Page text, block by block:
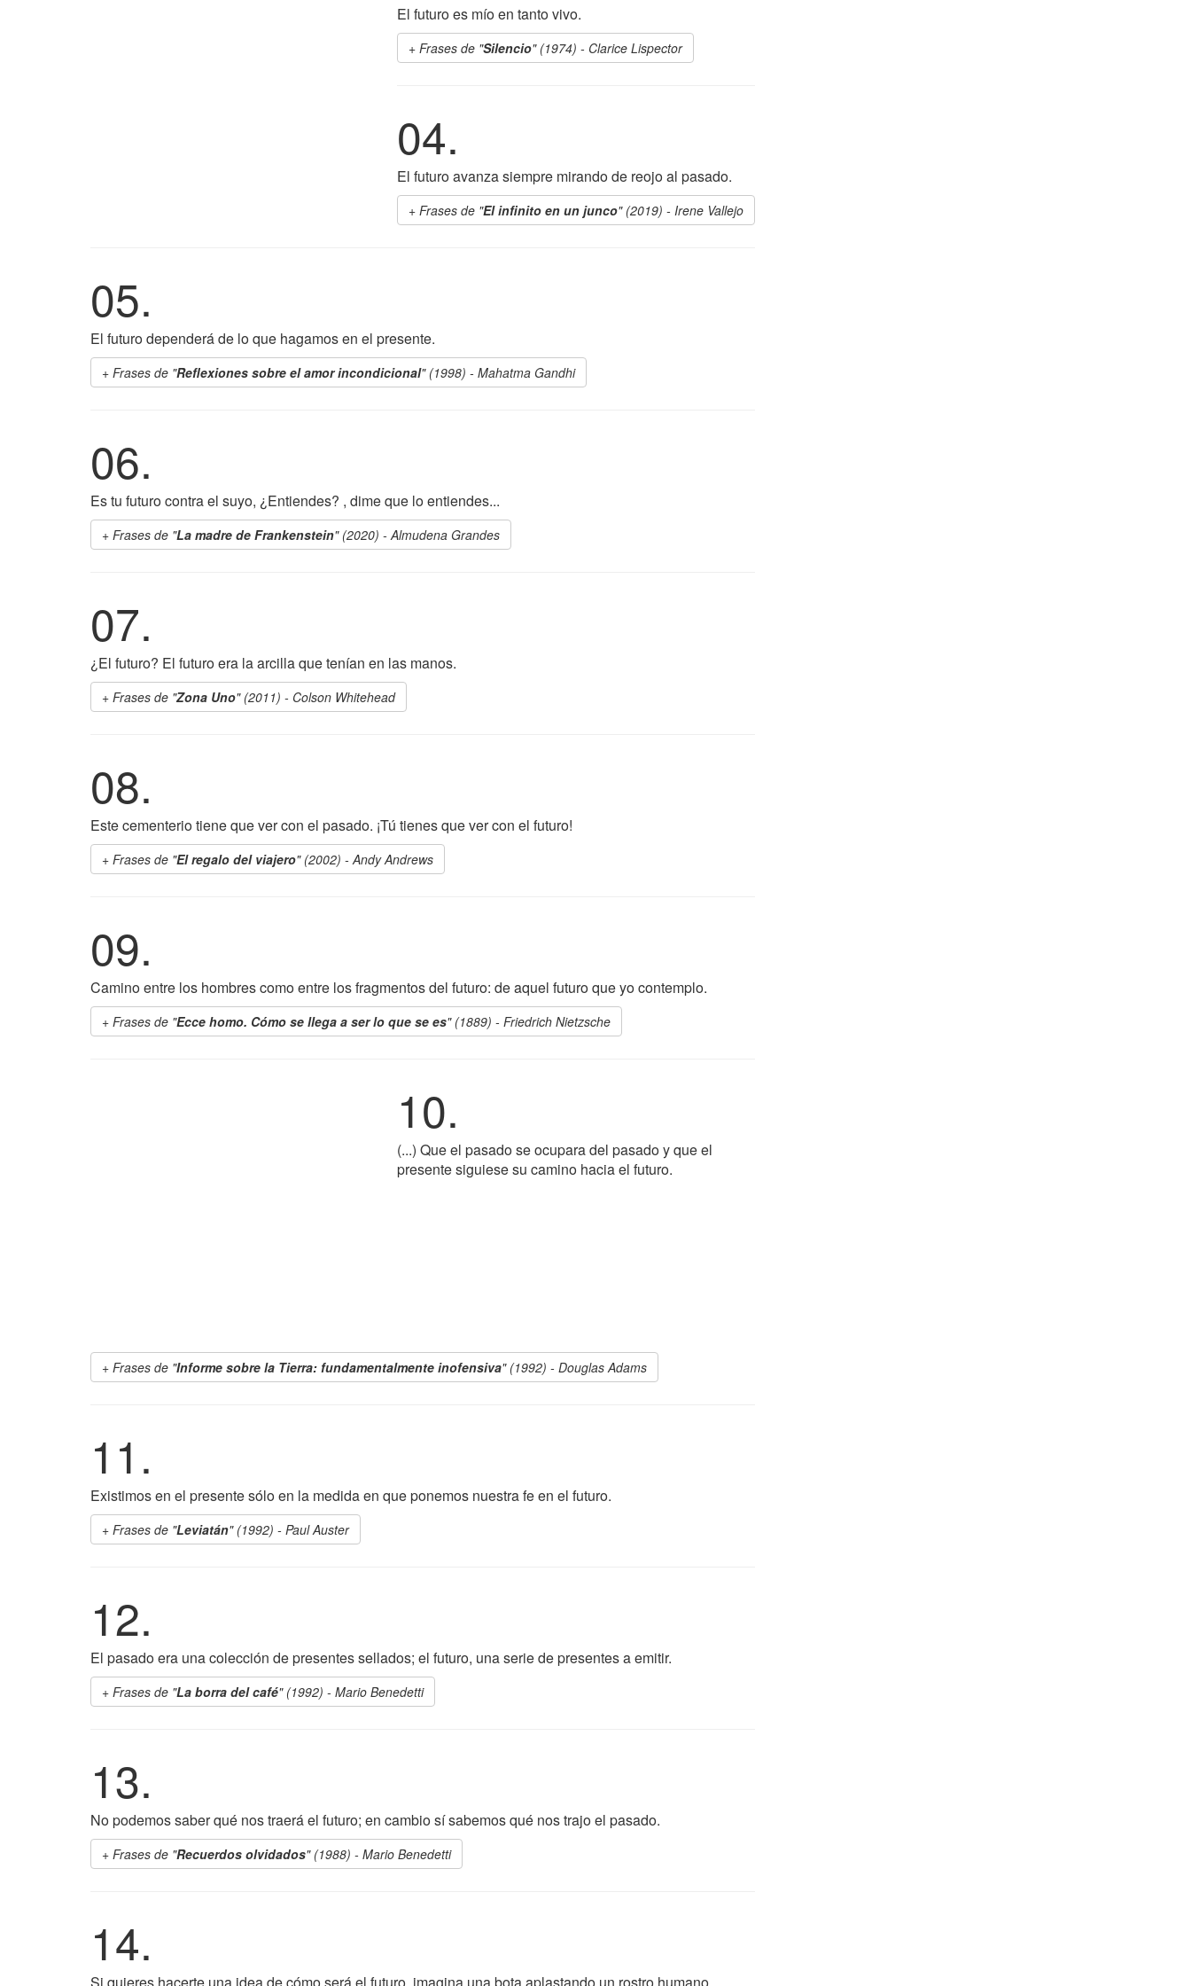
El futuro es mío en tanto vivo.
Frases de "Silencio" (1974) - Clarice Lispector
04.
El futuro avanza siempre mirando de reojo al pasado.
Frases de "El infinito en un junco" (2019) - Irene Vallejo
05.
El futuro dependerá de lo que hagamos en el presente.
Frases de "Reflexiones sobre el amor incondicional" (1998) - Mahatma Gandhi
06.
Es tu futuro contra el suyo, ¿Entiendes? , dime que lo entiendes...
Frases de "La madre de Frankenstein" (2020) - Almudena Grandes
07.
¿El futuro? El futuro era la arcilla que tenían en las manos.
Frases de "Zona Uno" (2011) - Colson Whitehead
08.
Este cementerio tiene que ver con el pasado. ¡Tú tienes que ver con el futuro!
Frases de "El regalo del viajero" (2002) - Andy Andrews
09.
Camino entre los hombres como entre los fragmentos del futuro: de aquel futuro que yo contemplo.
Frases de "Ecce homo. Cómo se llega a ser lo que se es" (1889) - Friedrich Nietzsche
10.
(...) Que el pasado se ocupara del pasado y que el
presente siguiese su camino hacia el futuro.
Frases de "Informe sobre la Tierra: fundamentalmente inofensiva" (1992) - Douglas Adams
11.
Existimos en el presente sólo en la medida en que ponemos nuestra fe en el futuro.
Frases de "Leviatán" (1992) - Paul Auster
12.
El pasado era una colección de presentes sellados; el futuro, una serie de presentes a emitir.
Frases de "La borra del café" (1992) - Mario Benedetti
13.
No podemos saber qué nos traerá el futuro; en cambio sí sabemos qué nos trajo el pasado.
Frases de "Recuerdos olvidados" (1988) - Mario Benedetti
14.